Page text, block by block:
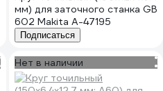
мм) для заточного станка GB
602 Makita A-47195
Подписаться
Нет в наличии